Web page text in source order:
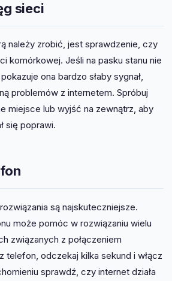
sieci
należy zrobić, jest sprawdzenie, czy
komórkowej. Jeśli na pasku stanu nie
ona bardzo słaby sygnał,
problemów z internetem. Spróbuj
miejsce lub wyjść na zewnątrz, aby
się poprawi.
są najskuteczniejsze.
może pomóc w rozwiązaniu wielu
związanych z połączeniem
telefon, odczekaj kilka sekund i włącz
sprawdź, czy internet działa